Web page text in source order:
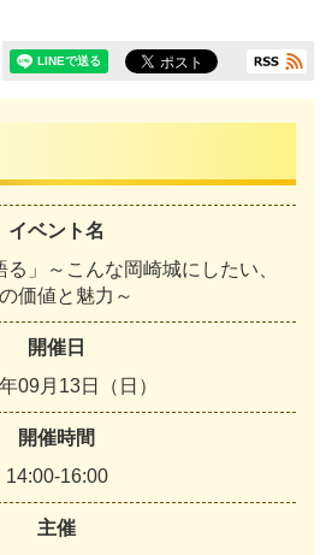
イベント名
」～こんな岡崎城にしたい、
価値と魅力～
開催日
09月13日（日）
開催時間
14:00-16:00
主催